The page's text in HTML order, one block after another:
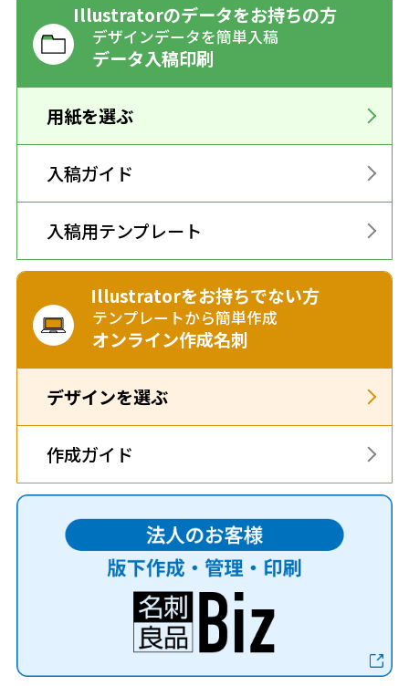
Illustratorのデータをお持ちの方
デザインデータを簡単入稿
データ入稿印刷
用紙を選ぶ
入稿ガイド
入稿用テンプレート
Illustratorをお持ちでない方
テンプレートから簡単作成
オンライン作成名刺
デザインを選ぶ
作成ガイド